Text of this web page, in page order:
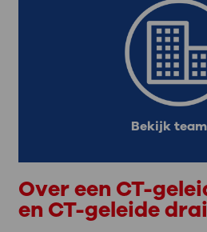
Bekijk team
Over een CT-
en CT-geleide